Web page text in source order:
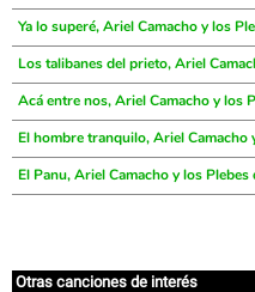
Ya lo superé, Ariel Camacho y los
Los talibanes del prieto, Ariel
Acá entre nos, Ariel Camacho y los
El hombre tranquilo, Ariel Camacho
El Panu, Ariel Camacho y los Plebes
Otras canciones de interés